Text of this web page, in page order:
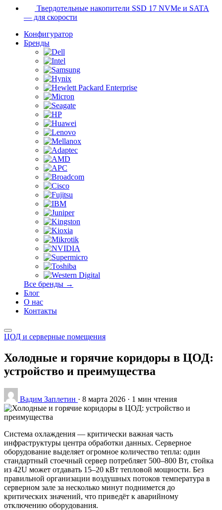
Твердотельные накопители SSD 17 NVMe и SATA
— для скорости
Конфигуратор
Бренды
Все бренды →
Блог
О нас
Контакты
ЦОД и серверные помещения
Холодные и горячие коридоры в ЦОД:
устройство и преимущества
Вадим Заплетин · 8 марта 2026 · 1 мин чтения
Система охлаждения — критически важная часть
инфраструктуры центра обработки данных. Серверное
оборудование выделяет огромное количество тепла: один
стандартный стоечный сервер потребляет 500–800 Вт, стойка
из 42U может отдавать 15–20 кВт тепловой мощности. Без
правильной организации воздушных потоков температура в
серверном зале за несколько минут поднимется до
критических значений, что приведёт к аварийному
отключению оборудования.